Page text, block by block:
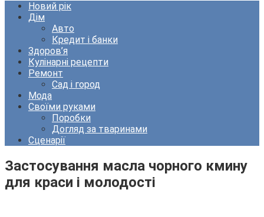
Новий рік
Дім
Авто
Кредит і банки
Здоров’я
Кулінарні рецепти
Ремонт
Сад і город
Мода
Своїми руками
Поробки
Догляд за тваринами
Сценарії
Застосування масла чорного кмину
для краси і молодості